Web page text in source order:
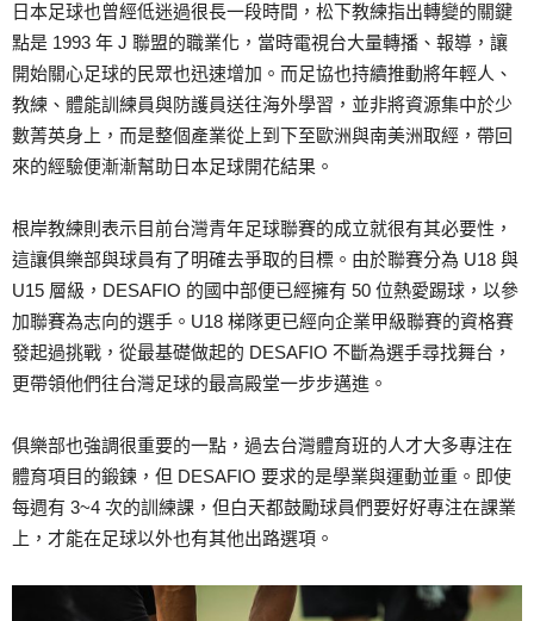
日本足球也曾經低迷過很長一段時間，松下教練指出轉變的關鍵
點是 1993 年 J 聯盟的職業化，當時電視台大量轉播、報導，讓
開始關心足球的民眾也迅速增加。而足協也持續推動將年輕人、
教練、體能訓練員與防護員送往海外學習，並非將資源集中於少
數菁英身上，而是整個產業從上到下至歐洲與南美洲取經，帶回
來的經驗便漸漸幫助日本足球開花結果。
根岸教練則表示目前台灣青年足球聯賽的成立就很有其必要性，
這讓俱樂部與球員有了明確去爭取的目標。由於聯賽分為 U18 與
U15 層級，DESAFIO 的國中部便已經擁有 50 位熱愛踢球，以參
加聯賽為志向的選手。U18 梯隊更已經向企業甲級聯賽的資格賽
發起過挑戰，從最基礎做起的 DESAFIO 不斷為選手尋找舞台，
更帶領他們往台灣足球的最高殿堂一步步邁進。
俱樂部也強調很重要的一點，過去台灣體育班的人才大多專注在
體育項目的鍛鍊，但 DESAFIO 要求的是學業與運動並重。即使
每週有 3~4 次的訓練課，但白天都鼓勵球員們要好好專注在課業
上，才能在足球以外也有其他出路選項。